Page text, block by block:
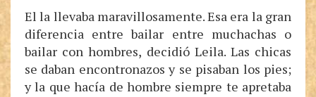
El la llevaba maravillosamente. Esa era la gran
diferencia entre bailar entre muchachas o
bailar con hombres, decidió Leila. Las chicas
se daban encontronazos y se pisaban los pies;
y la que hacía de hombre siempre te apretaba